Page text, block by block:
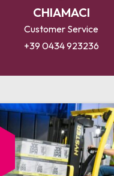
CHIAMACI
Customer Service
+39 0434 923236